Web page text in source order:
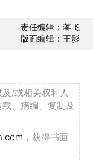
责任编辑：蒋飞
版面编辑：王影
/或相关权利人
、摘编、复制及
，获得书面